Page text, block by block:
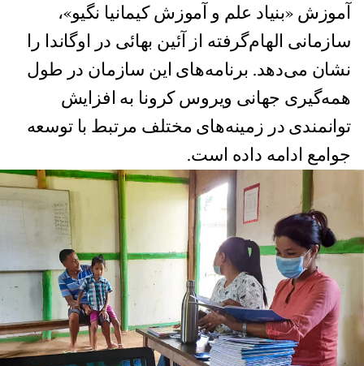
آموزش «بنیاد علم و آموزش کیمانیا نگیو»،
سازمانی الهام‌گرفته از آئین بهائی در اوگاندا را
نشان می‌دهد. برنامه‌های این سازمان در طول
همه‌گیری جهانی ویروس کرونا به افزایش
توانمندی در زمینه‌های مختلف مرتبط با توسعه
جوامع ادامه داده است.